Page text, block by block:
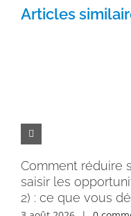
Articles
Comment réduire
saisir les
2) : ce que vous